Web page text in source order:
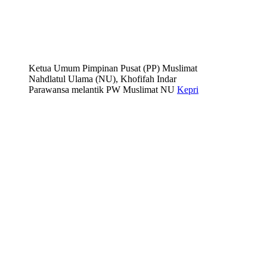
Ketua Umum Pimpinan Pusat (PP) Muslimat
Nahdlatul Ulama (NU), Khofifah Indar
Parawansa melantik PW Muslimat NU Kepri